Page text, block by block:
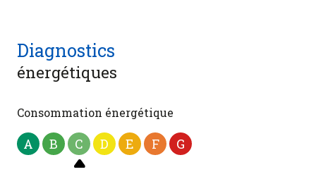
Diagnostics
énergétiques
Consommation énergétique
A B C D E F G